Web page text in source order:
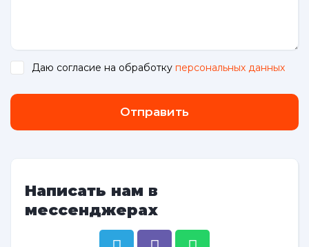
Даю согласие на обработку персональных данных
Отправить
Написать нам в
мессенджерах